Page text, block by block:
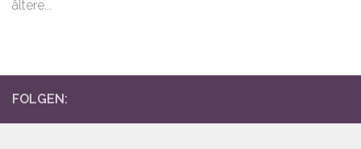
ältere...
FOLGEN: